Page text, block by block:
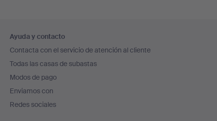
en
el
pie
de
página
Ayuda y contacto
Contacta con el servicio de atención al cliente
Todas las casas de subastas
Modos de pago
Enviamos con
Redes sociales